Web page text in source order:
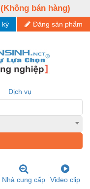
(Không bán hàng)
Đăng sản phẩm
ký
Dịch vụ
Nhà cung cấp Video clip